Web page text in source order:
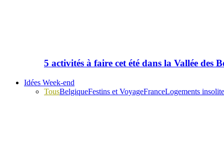
5 activités à faire cet été dans la Vallée des
Idées Week-end
TousBelgiqueFestins et VoyageFranceLogements